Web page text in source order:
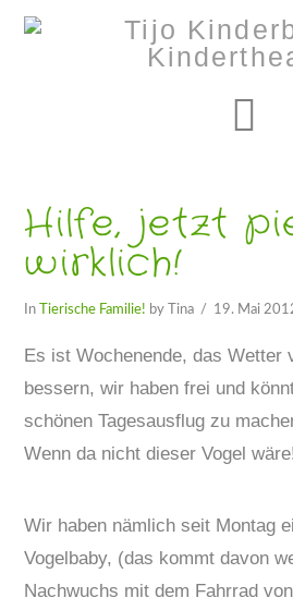
Hilfe, jetzt
wirklich!
In Tierische Familie! by Tina 19. Mai
Es ist Wochenende, das Wetter
bessern, wir haben frei und
schönen Tagesausflug zu
Wenn da nicht dieser Vogel wäre!
Wir haben nämlich seit Montag
Vogelbaby, (das kommt davon
Nachwuchs mit dem Fahrrad